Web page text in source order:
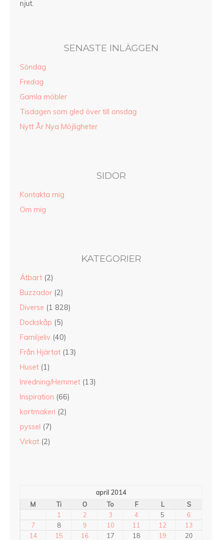
njut.
SENASTE INLÄGGEN
Söndag
Fredag
Gamla möbler
Tisdagen som gled över till onsdag
Nytt År Nya Möjligheter
SIDOR
Kontakta mig
Om mig
KATEGORIER
Ätbart (2)
Buzzador (2)
Diverse (1 828)
Dockskåp (5)
Familjeliv (40)
Från Hjärtat (13)
Huset (1)
Inredning/Hemmet (13)
Inspiration (66)
kortmakeri (2)
pyssel (7)
Virkat (2)
april 2014
M
Ti O To F L
S
1
2 3 4 5
6
7
8 9 10 11 12
13
14
15 16 17 18 19 20